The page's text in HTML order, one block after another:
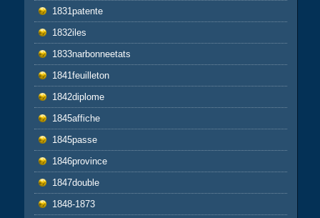
1831patente
1832iles
1833narbonneetats
1841feuilleton
1842diplome
1845affiche
1845passe
1846province
1847double
1848-1873